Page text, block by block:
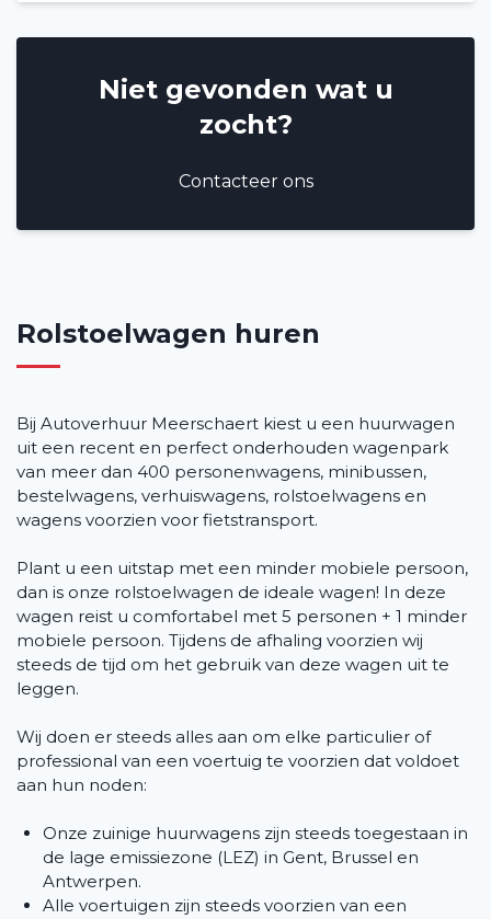
Vacatures
Niet gevonden wat u
zocht?
Contacteer ons
Rolstoelwagen huren
Bij Autoverhuur Meerschaert kiest u een huurwagen
uit een recent en perfect onderhouden wagenpark
van meer dan 400 personenwagens, minibussen,
bestelwagens, verhuiswagens, rolstoelwagens en
wagens voorzien voor fietstransport.
Plant u een uitstap met een minder mobiele persoon,
dan is onze rolstoelwagen de ideale wagen! In deze
wagen reist u comfortabel met 5 personen + 1 minder
mobiele persoon. Tijdens de afhaling voorzien wij
steeds de tijd om het gebruik van deze wagen uit te
leggen.
Wij doen er steeds alles aan om elke particulier of
professional van een voertuig te voorzien dat voldoet
aan hun noden:
Onze zuinige huurwagens zijn steeds toegestaan in
de lage emissiezone (LEZ) in Gent, Brussel en
Antwerpen.
Alle voertuigen zijn steeds voorzien van een